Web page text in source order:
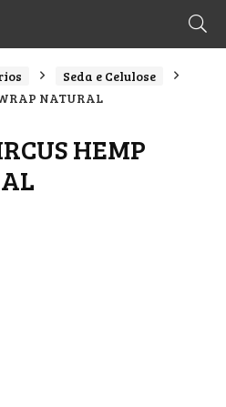
Seda e Celulose
NATURAL
HEMP